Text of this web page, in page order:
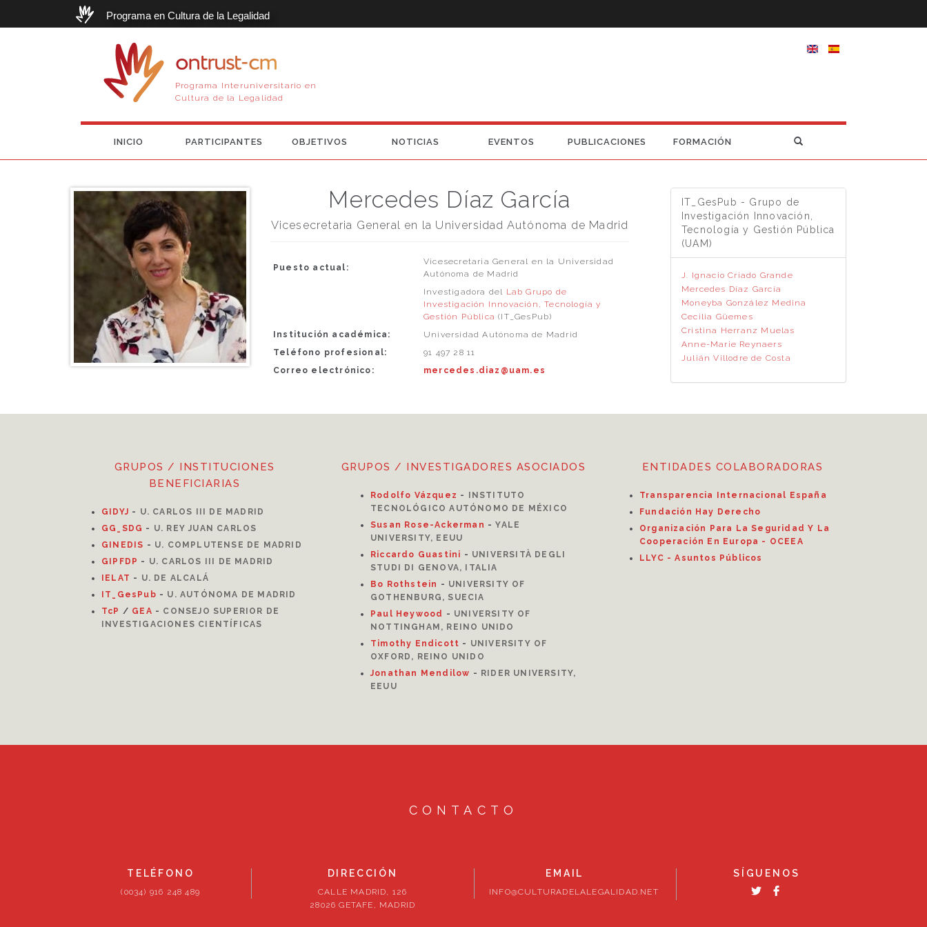
Programa en Cultura de la Legalidad
ontrust-cm
Programa Interuniversitario en
Cultura de la Legalidad
INICIO PARTICIPANTES OBJETIVOS NOTICIAS EVENTOS PUBLICACIONES FORMACIÓN
Mercedes Díaz García
Vicesecretaria General en la Universidad Autónoma de Madrid
Puesto actual:
Vicesecretaria General en la Universidad
Autónoma de Madrid
Investigadora del Lab Grupo de
Investigación Innovación, Tecnología y
Gestión Pública (IT_GesPub)
Institución académica:
Universidad Autónoma de Madrid
Teléfono profesional:
91 497 28 11
Correo electrónico:
mercedes.diaz@uam.es
IT_GesPub - Grupo de
Investigación Innovación,
Tecnología y Gestión Pública
(UAM)
J. Ignacio Criado Grande
Mercedes Díaz García
Moneyba González Medina
Cecilia Güemes
Cristina Herranz Muelas
Anne-Marie Reynaers
Julián Villodre de Costa
GRUPOS / INSTITUCIONES
BENEFICIARIAS
GIDYJ - U. CARLOS III DE MADRID
GG_SDG - U. REY JUAN CARLOS
GINEDIS - U. COMPLUTENSE DE MADRID
GIPFDP - U. CARLOS III DE MADRID
ELAT - U. DE ALCALÁ
IT_GesPub - U. AUTÓNOMA DE MADRID
TcP / GEA - CONSEJO SUPERIOR DE
INVESTIGACIONES CIENTÍFICAS
GRUPOS / INVESTIGADORES ASOCIADOS
Rodolfo Vázquez -
INSTITUTO
TECNOLÓGICO AUTÓNOMO DE MÉXICO
Susan Rose-Ackerman -YALE
UNIVERSITY, EEUU
Riccardo Guastini - UNIVERSITÀ DEGLI
STUDI DI GENOVA, ITALIA
Bo Rothstein - UNIVERSITY OF
GOTHENBURG, SUECIA
Paul Heywood - UNIVERSITY OF
NOTTINGHAM, REINO UNIDO
Timothy Endicott - UNIVERSITY OF
OXFORD, REINO UNIDO
Jonathan Mendilow - RIDER UNIVERSITY,
EEUU
ENTIDADES COLABORADORAS
Transparencia Internacional España
Fundación Hay Derecho
Organización Para La Seguridad Y La
Cooperación En Europa - OCEEA
LLYC - Asuntos Públicos
CONTACTO
TELÉFONO
(0034) 916 248 489
DIRECCIÓN
CALLE MADRID, 126
28026 GETAFE, MADRID
EMAIL
INFO@CULTURADELALEGALIDAD.NET
SÍGUENOS